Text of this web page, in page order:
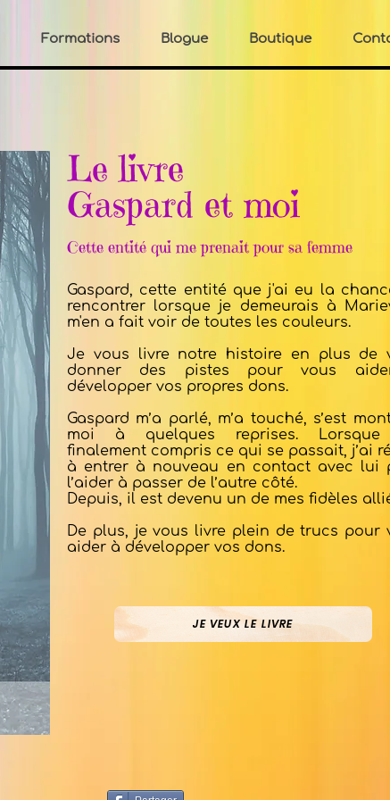
Formations Blogue Boutique
Le livre
Gaspard et moi
Cette entité qui me prenait pour sa femme
Gaspard, cette entité que j'ai eu la
rencontrer lorsque je demeurais à
m'en a fait voir de toutes les couleurs.
Je vous livre notre histoire en plus de
donner des pistes pour vous
développer vos propres dons.
Gaspard m’a parlé, m’a touché, s’est
moi à quelques reprises. Lorsque
finalement compris ce qui se passait, j’ai
à entrer à nouveau en contact avec lui
l’aider à passer de l’autre côté.
Depuis, il est devenu un de mes fidèles
De plus, je vous livre plein de trucs pour
aider à développer vos dons.
JE VEUX LE LIVRE